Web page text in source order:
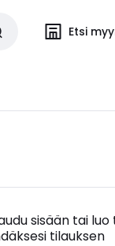
Etsi
sisään tai
tilauksen